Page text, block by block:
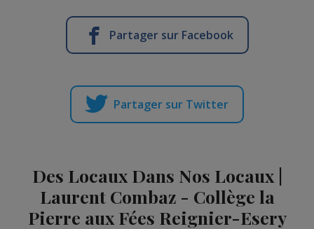
Partager sur Facebook
Partager sur Twitter
Des Locaux Dans Nos Locaux |
Laurent Combaz - Collège la
Pierre aux Fées Reignier-Esery